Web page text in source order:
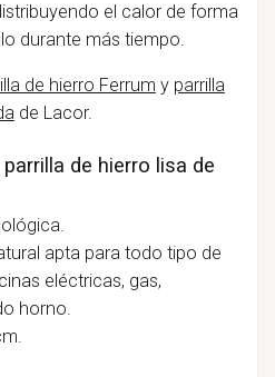
el calor de forma
durante más tiempo.
de hierro Ferrum y parrilla
de Lacor.
de hierro lisa de
apta para todo tipo de
eléctricas, gas,
horno.